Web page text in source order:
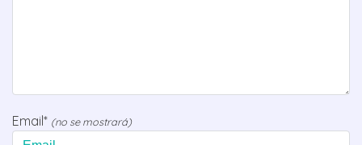
Email* (no se mostrará)